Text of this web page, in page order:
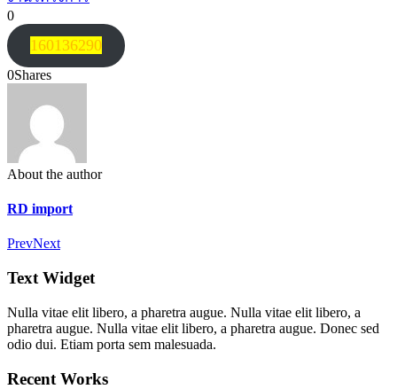
0
160136290
0Shares
About the author
RD import
PrevNext
Text Widget
Nulla vitae elit libero, a pharetra augue. Nulla vitae elit libero, a
pharetra augue. Nulla vitae elit libero, a pharetra augue. Donec sed
odio dui. Etiam porta sem malesuada.
Recent Works